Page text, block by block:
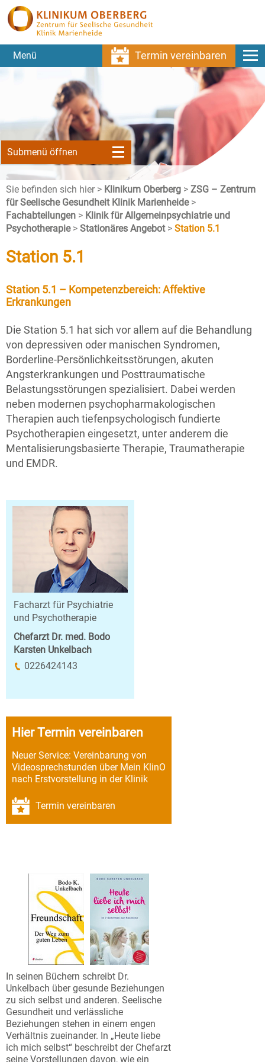
Termin vereinbaren
Menü
Submenü öffnen
Sie befinden sich hier > Klinikum Oberberg > ZSG – Zentrum
für Seelische Gesundheit Klinik Marienheide >
Fachabteilungen > Klinik für Allgemeinpsychiatrie und
Psychotherapie > Stationäres Angebot > Station 5.1
Station 5.1
Station 5.1 – Kompetenzbereich: Affektive
Erkrankungen
Die Station 5.1 hat sich vor allem auf die Behandlung
von depressiven oder manischen Syndromen,
Borderline-Persönlichkeitsstörungen, akuten
Angsterkrankungen und Posttraumatische
Belastungsstörungen spezialisiert. Dabei werden
neben modernen psychopharmakologischen
Therapien auch tiefenpsychologisch fundierte
Psychotherapien eingesetzt, unter anderem die
Mentalisierungsbasierte Therapie, Traumatherapie
und EMDR.
Facharzt für Psychiatrie
und Psychotherapie
Chefarzt Dr. med. Bodo
Karsten Unkelbach
0226424143
Hier Termin vereinbaren
Neuer Service: Vereinbarung von
Videosprechstunden über Mein KlinO
nach Erstvorstellung in der Klinik
Termin vereinbaren
In seinen Büchern schreibt Dr.
Unkelbach über gesunde Beziehungen
zu sich selbst und anderen. Seelische
Gesundheit und verlässliche
Beziehungen stehen in einem engen
Verhältnis zueinander. In „Heute liebe
ich mich selbst“ beschreibt der Chefarzt
seine Vorstellungen davon, wie ein